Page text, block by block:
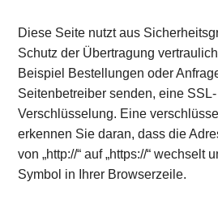
Diese Seite nutzt aus
Schutz der Übertragung
Beispiel Bestellungen oder
Seitenbetreiber senden, eine
Verschlüsselung. Eine
erkennen Sie daran, dass die
von „http://“ auf „https://“ wechselt
Symbol in Ihrer Browserzeile.